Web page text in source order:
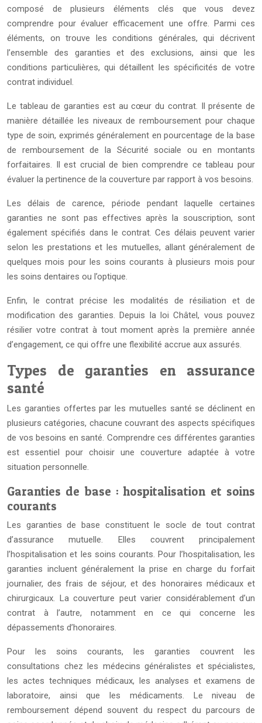
composé de plusieurs éléments clés que vous devez
comprendre pour évaluer efficacement une offre. Parmi ces
éléments, on trouve les conditions générales, qui décrivent
l’ensemble des garanties et des exclusions, ainsi que les
conditions particulières, qui détaillent les spécificités de votre
contrat individuel.
Le tableau de garanties est au cœur du contrat. Il présente de
manière détaillée les niveaux de remboursement pour chaque
type de soin, exprimés généralement en pourcentage de la base
de remboursement de la Sécurité sociale ou en montants
forfaitaires. Il est crucial de bien comprendre ce tableau pour
évaluer la pertinence de la couverture par rapport à vos besoins.
Les délais de carence, période pendant laquelle certaines
garanties ne sont pas effectives après la souscription, sont
également spécifiés dans le contrat. Ces délais peuvent varier
selon les prestations et les mutuelles, allant généralement de
quelques mois pour les soins courants à plusieurs mois pour
les soins dentaires ou l’optique.
Enfin, le contrat précise les modalités de résiliation et de
modification des garanties. Depuis la loi Châtel, vous pouvez
résilier votre contrat à tout moment après la première année
d’engagement, ce qui offre une flexibilité accrue aux assurés.
Types de garanties en assurance
santé
Les garanties offertes par les mutuelles santé se déclinent en
plusieurs catégories, chacune couvrant des aspects spécifiques
de vos besoins en santé. Comprendre ces différentes garanties
est essentiel pour choisir une couverture adaptée à votre
situation personnelle.
Garanties de base : hospitalisation et soins
courants
Les garanties de base constituent le socle de tout contrat
d’assurance mutuelle. Elles couvrent principalement
l’hospitalisation et les soins courants. Pour l’hospitalisation, les
garanties incluent généralement la prise en charge du forfait
journalier, des frais de séjour, et des honoraires médicaux et
chirurgicaux. La couverture peut varier considérablement d’un
contrat à l’autre, notamment en ce qui concerne les
dépassements d’honoraires.
Pour les soins courants, les garanties couvrent les
consultations chez les médecins généralistes et spécialistes,
les actes techniques médicaux, les analyses et examens de
laboratoire, ainsi que les médicaments. Le niveau de
remboursement dépend souvent du respect du parcours de